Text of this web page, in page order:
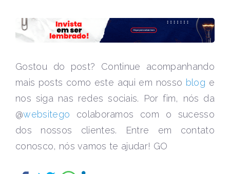
Gostou do post? Continue acompanhando
mais posts como este aqui em nosso blog e
nos siga nas redes sociais. Por fim, nós da
@websitego colaboramos com o sucesso
dos nossos clientes. Entre em contato
conosco, nós vamos te ajudar! GO